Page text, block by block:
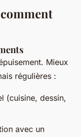
Mieux
régulières :
(cuisine, dessin,
avec un